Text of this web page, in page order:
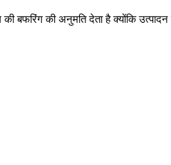
की बफरिंग की अनुमति देता है क्योंकि